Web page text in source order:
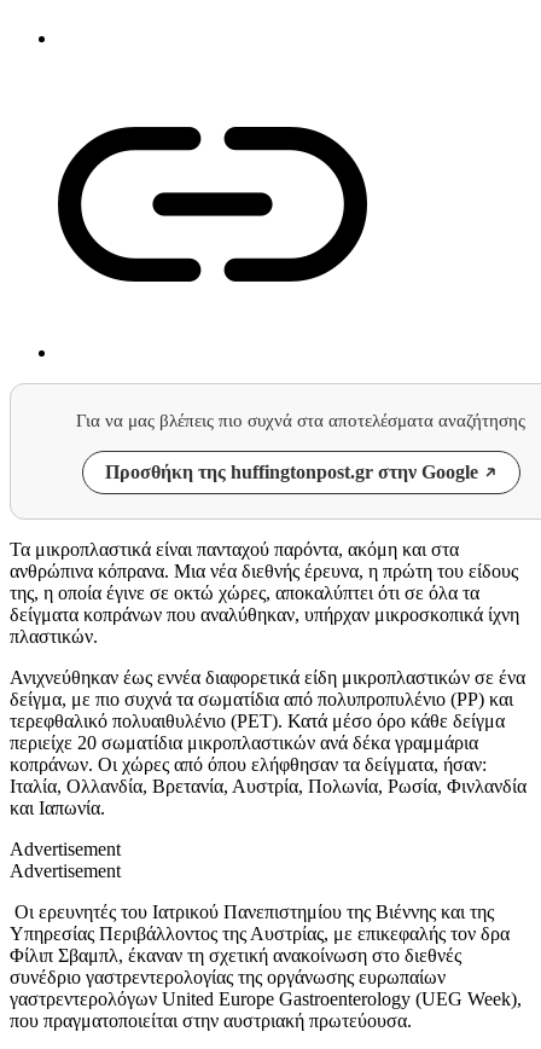
Για να μας βλέπεις πιο συχνά στα αποτελέσματα αναζήτησης
Προσθήκη της huffingtonpost.gr στην Google
Τα μικροπλαστικά είναι πανταχού παρόντα, ακόμη και στα
ανθρώπινα κόπρανα. Μια νέα διεθνής έρευνα, η πρώτη του είδους
της, η οποία έγινε σε οκτώ χώρες, αποκαλύπτει ότι σε όλα τα
δείγματα κοπράνων που αναλύθηκαν, υπήρχαν μικροσκοπικά ίχνη
πλαστικών.
Ανιχνεύθηκαν έως εννέα διαφορετικά είδη μικροπλαστικών σε ένα
δείγμα, με πιο συχνά τα σωματίδια από πολυπροπυλένιο (ΡΡ) και
τερεφθαλικό πολυαιθυλένιο (ΡΕΤ). Κατά μέσο όρο κάθε δείγμα
περιείχε 20 σωματίδια μικροπλαστικών ανά δέκα γραμμάρια
κοπράνων. Οι χώρες από όπου ελήφθησαν τα δείγματα, ήσαν:
Ιταλία, Ολλανδία, Βρετανία, Αυστρία, Πολωνία, Ρωσία, Φινλανδία
και Ιαπωνία.
Advertisement
Advertisement
Οι ερευνητές του Ιατρικού Πανεπιστημίου της Βιέννης και της
Υπηρεσίας Περιβάλλοντος της Αυστρίας, με επικεφαλής τον δρα
Φίλιπ Σβαμπλ, έκαναν τη σχετική ανακοίνωση στο διεθνές
συνέδριο γαστρεντερολογίας της οργάνωσης ευρωπαίων
γαστρεντερολόγων United Europe Gastroenterology (UEG Week),
που πραγματοποιείται στην αυστριακή πρωτεύουσα.